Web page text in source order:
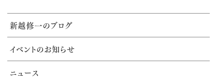
新越修一のブログ
イベントのお知らせ
ニュース